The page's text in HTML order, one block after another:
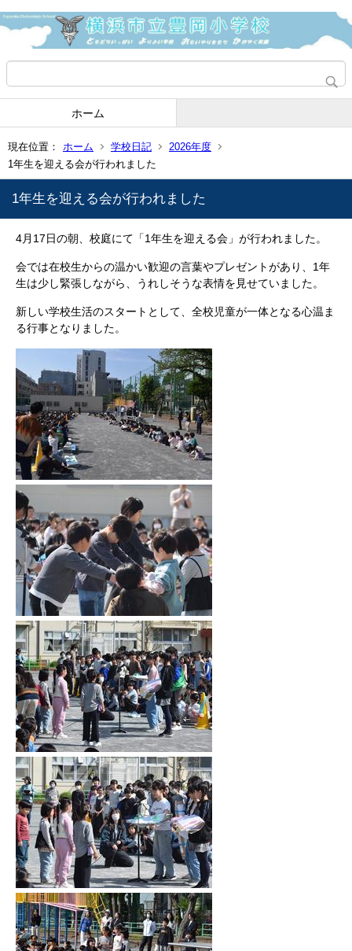
ホーム
現在位置： ホーム 学校日記
2026年度
1年生を迎える会が行われました
1年生を迎える会が行われました
4月17日の朝、校庭にて「1年生を迎える会」が行われました。
会では在校生からの温かい歓迎の言葉やプレゼントがあり、1年
生は少し緊張しながら、うれしそうな表情を見せていました。
新しい学校生活のスタートとして、全校児童が一体となる心温ま
る行事となりました。